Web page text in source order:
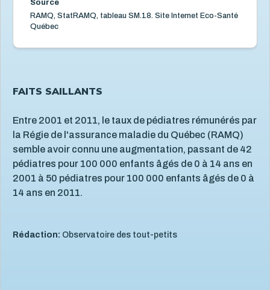
Services éducatifs à l'enfance
Situation économique
Source
RAMQ, StatRAMQ, tableau SM.18. Site Internet Eco-Santé
Québec
FAITS SAILLANTS
Entre 2001 et 2011, le taux de pédiatres rémunérés par
la Régie de l'assurance maladie du Québec (RAMQ)
semble avoir connu une augmentation, passant de 42
pédiatres pour 100 000 enfants âgés de 0 à 14 ans en
2001 à 50 pédiatres pour 100 000 enfants âgés de 0 à
14 ans en 2011.
Rédaction: Observatoire des tout-petits